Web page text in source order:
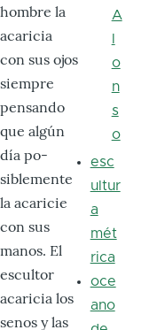
hombre la
acaricia
con sus ojos
siempre
pensando
que algún
día po­
siblemente
la acaricie
con sus
manos. El
escultor
acaricia los
senos y las
A
o
n
s
o
esc
ultur
a
mét
rica
oce
ano